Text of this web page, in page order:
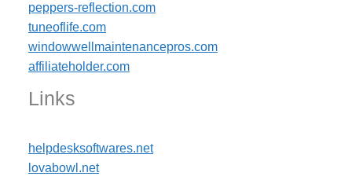
peppers-reflection.com
tuneoflife.com
windowwellmaintenancepros.com
affiliateholder.com
Links
helpdesksoftwares.net
lovabowl.net